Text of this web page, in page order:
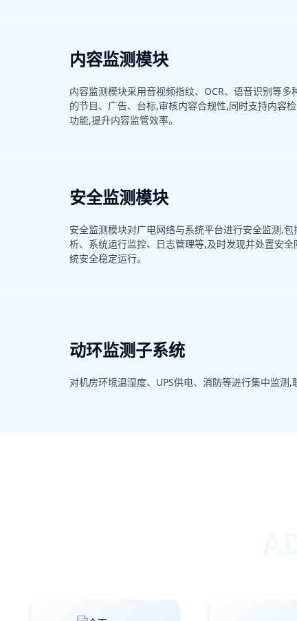
内容监测模块
内容监测模块采用音视频指纹、OCR、语音识别等
的节目、广告、台标,审核内容合规性,同时支持内容
功能,提升内容监管效率。
安全监测模块
安全监测模块对广电网络与系统平台进行安全监测,
析、系统运行监控、日志管理等,及时发现并处置安
统安全稳定运行。
动环监测子系统
对机房环境温湿度、UPS供电、消防等进行集中监测,